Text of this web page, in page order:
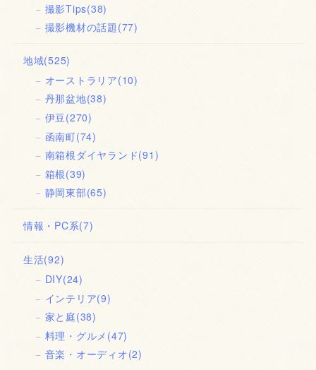
撮影Tips(38)
撮影機材の話題(77)
地域(525)
オーストラリア(10)
丹那盆地(38)
伊豆(270)
函南町(74)
南箱根ダイヤランド(91)
箱根(39)
静岡東部(65)
情報・PC系(7)
生活(92)
DIY(24)
インテリア(9)
家と庭(38)
料理・グルメ (47)
音楽・オーディオ(2)